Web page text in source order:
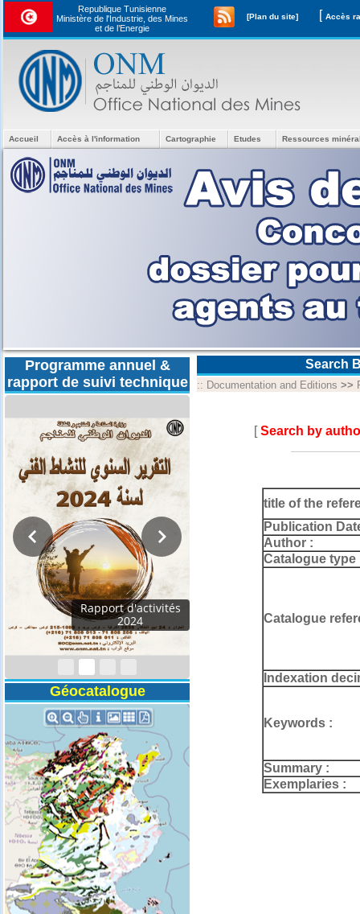
Republique Tunisienne
Ministère de l'Industrie, des Mines
et de l’Energie
[Plan du site] [
Accueil Accès à l'information Cartographie Etudes Ressources
Programme annuel &
rapport de suivi technique
Rapport d'activités
2024
Géocatalogue
Search
:: Documentation and Editions >>
[Search by
title of the
Publication
Author :
Catalogue type
Catalogue
Indexation
Keywords :
Summary :
Exemplaries :